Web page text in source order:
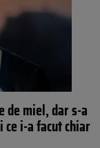
de miel, dar s-a
i-a facut chiar